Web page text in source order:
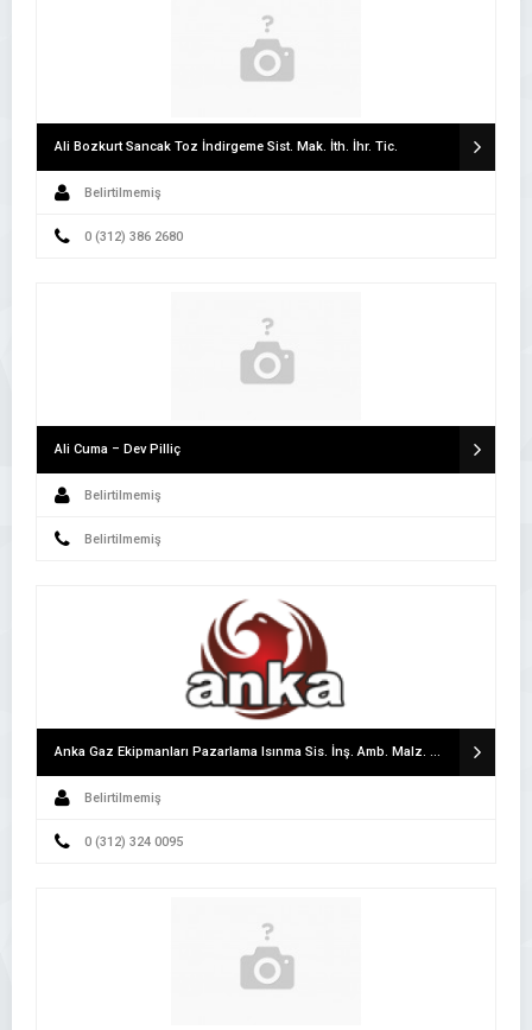
Ali Bozkurt Sancak Toz İndirgeme Sist. Mak. İth. İhr. Tic.
Belirtilmemiş
0 (312) 386 2680
Ali Cuma – Dev Pilliç
Belirtilmemiş
Belirtilmemiş
Anka Gaz Ekipmanları Pazarlama Isınma Sis. İnş. Amb. Malz. İml. İth. İhr. San. Ve Tic. Ltd. Şti.
Belirtilmemiş
0 (312) 324 0095